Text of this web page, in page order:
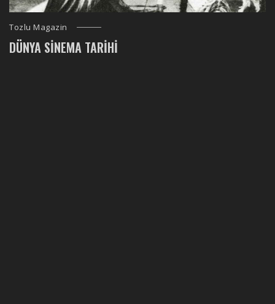
Tozlu Magazin
DÜNYA SINEMA TARIHI